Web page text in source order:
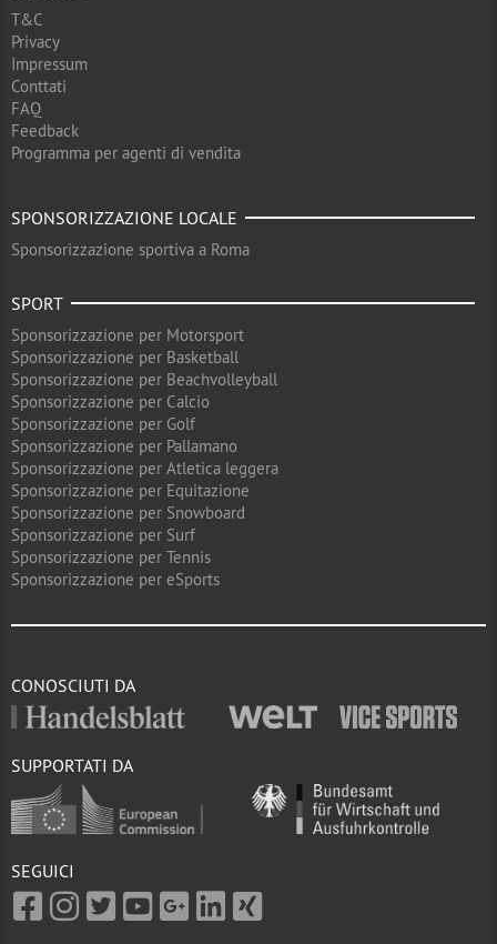
T&C
Privacy
Impressum
Conttati
FAQ
Feedback
Programma per agenti di vendita
SPONSORIZZAZIONE LOCALE
Sponsorizzazione sportiva a Roma
SPORT
Sponsorizzazione per Motorsport
Sponsorizzazione per Basketball
Sponsorizzazione per Beachvolleyball
Sponsorizzazione per Calcio
Sponsorizzazione per Golf
Sponsorizzazione per Pallamano
Sponsorizzazione per Atletica leggera
Sponsorizzazione per Equitazione
Sponsorizzazione per Snowboard
Sponsorizzazione per Surf
Sponsorizzazione per Tennis
Sponsorizzazione per eSports
CONOSCIUTI DA
SUPPORTATI DA
SEGUICI